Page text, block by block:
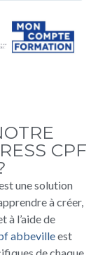
CPF
une solution
à créer,
l’aide de
abbevilleest